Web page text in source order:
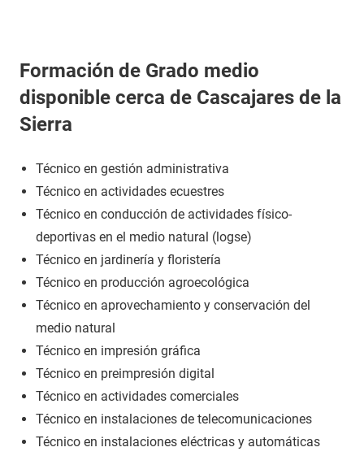
Formación de Grado medio
disponible cerca de Cascajares de la
Sierra
Técnico en gestión administrativa
Técnico en actividades ecuestres
Técnico en conducción de actividades físico-
deportivas en el medio natural (logse)
Técnico en jardinería y floristería
Técnico en producción agroecológica
Técnico en aprovechamiento y conservación del
medio natural
Técnico en impresión gráfica
Técnico en preimpresión digital
Técnico en actividades comerciales
Técnico en instalaciones de telecomunicaciones
Técnico en instalaciones eléctricas y automáticas